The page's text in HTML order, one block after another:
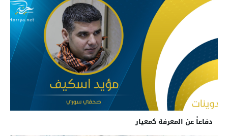
دفاعاً عن المعرفة كمعيار